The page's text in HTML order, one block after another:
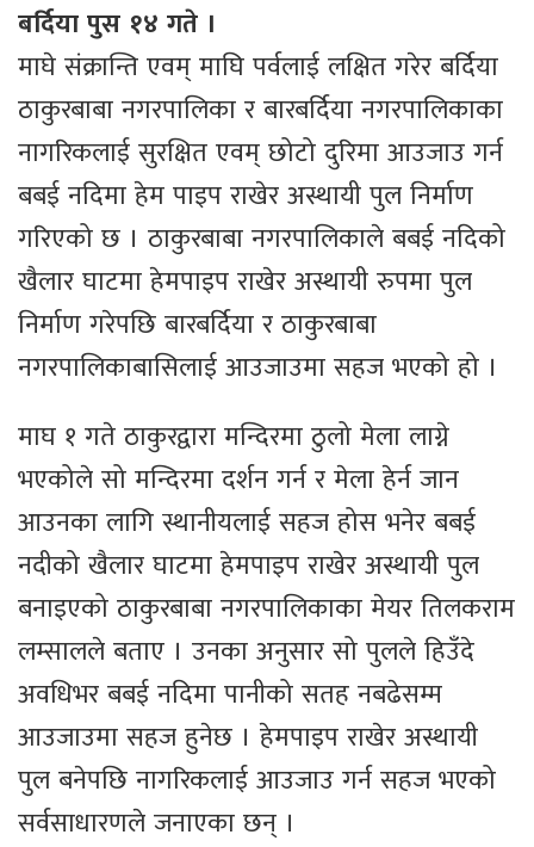
बर्दिया पुस १४ गते ।
माघे संक्रान्ति एवम् माघि पर्वलाई लक्षित गरेर बर्दिया
ठाकुरबाबा नगरपालिका र बारबर्दिया नगरपालिकाका
नागरिकलाई सुरक्षित एवम् छोटो दुरिमा आउजाउ गर्न
बबई नदिमा हेम पाइप राखेर अस्थायी पुल निर्माण
गरिएको छ । ठाकुरबाबा नगरपालिकाले बबई नदिको
खैलार घाटमा हेमपाइप राखेर अस्थायी रुपमा पुल
निर्माण गरेपछि बारबर्दिया र ठाकुरबाबा
नगरपालिकाबासिलाई आउजाउमा सहज भएको हो ।
माघ १ गते ठाकुरद्वारा मन्दिरमा ठुलो मेला लाग्ने
भएकोले सो मन्दिरमा दर्शन गर्न र मेला हेर्न जान
आउनका लागि स्थानीयलाई सहज होस भनेर बबई
नदीको खैलार घाटमा हेमपाइप राखेर अस्थायी पुल
बनाइएको ठाकुरबाबा नगरपालिकाका मेयर तिलकराम
लम्सालले बताए । उनका अनुसार सो पुलले हिउँदे
अवधिभर बबई नदिमा पानीको सतह नबढेसम्म
आउजाउमा सहज हुनेछ । हेमपाइप राखेर अस्थायी
पुल बनेपछि नागरिकलाई आउजाउ गर्न सहज भएको
सर्वसाधारणले जनाएका छन् ।